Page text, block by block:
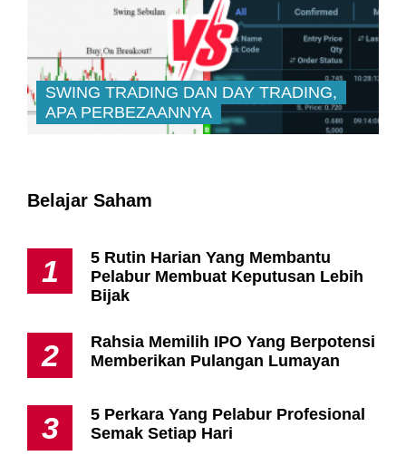
SWING TRADING DAN DAY TRADING,
APA PERBEZAANNYA
Belajar Saham
1
5 Rutin Harian Yang Membantu
Pelabur Membuat Keputusan Lebih
Bijak
2
Rahsia Memilih IPO Yang Berpotensi
Memberikan Pulangan Lumayan
3
5 Perkara Yang Pelabur Profesional
Semak Setiap Hari